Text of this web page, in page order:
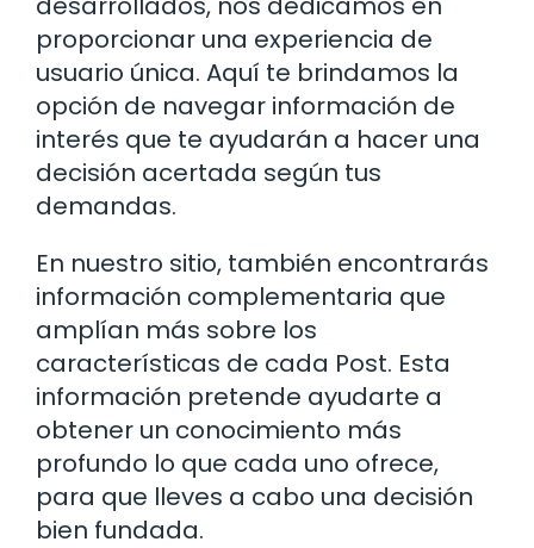
proporcionar una experiencia de
usuario única. Aquí te brindamos la
opción de navegar información de
interés que te ayudarán a hacer una
decisión acertada según tus
demandas.
En nuestro sitio, también encontrarás
información complementaria que
amplían más sobre los
características de cada Post. Esta
información pretende ayudarte a
obtener un conocimiento más
profundo lo que cada uno ofrece,
para que lleves a cabo una decisión
bien fundada.